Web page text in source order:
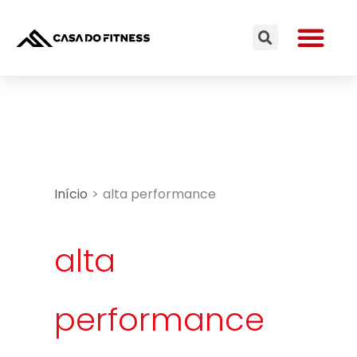
para
Search
Início alta performance
alta
performance